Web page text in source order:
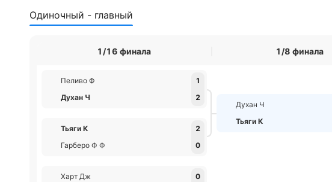
Одиночный - главный
1/16 финала
Пеливо Ф
1
Духан Ч
2
Тьяги К
2
Гарберо Ф Ф
0
Харт Дж
0
1/8 финала
Духан Ч
Тьяги К